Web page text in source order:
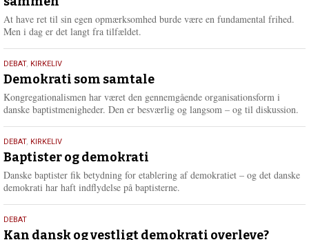
2026
At have ret til sin egen opmærksomhed burde være en fundamental frihed.
Men i dag er det langt fra tilfældet.
18.
maj
2026
DEBAT, KIRKELIV
Demokrati som samtale
Kongregationalismen har været den gennemgående organisationsform i
danske baptistmenigheder. Den er besværlig og langsom – og til diskussion.
18.
maj
2026
DEBAT, KIRKELIV
Baptister og demokrati
Danske baptister fik betydning for etablering af demokratiet – og det danske
demokrati har haft indflydelse på baptisterne.
18.
maj
DEBAT
Kan dansk og vestligt demokrati overleve?